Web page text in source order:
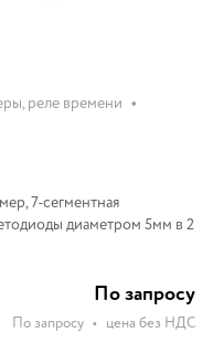
реле времени •
7-сегментная
диаметром 5мм в 2
По запросу
По запросу • цена без НДС